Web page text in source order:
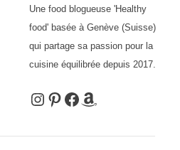
Une food blogueuse 'Healthy
food' basée à Genève (Suisse)
qui partage sa passion pour la
cuisine équilibrée depuis 2017.
Instagram
Pinterest
Facebook
Amazon